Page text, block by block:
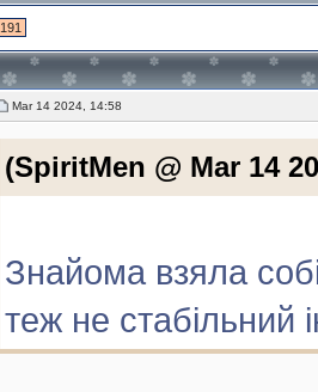
191
Mar 14 2024, 14:58
(SpiritMen @ Mar 14
Знайома взяла
теж не стабільний